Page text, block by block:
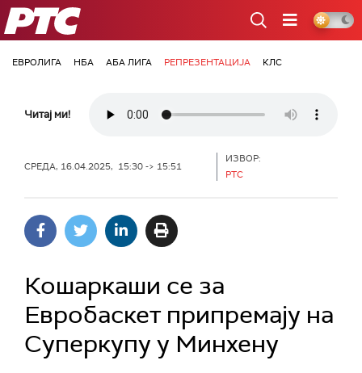
РТС
ЕВРОЛИГА НБА АБА ЛИГА РЕПРЕЗЕНТАЦИЈА КЛС
Читај ми!
СРЕДА, 16.04.2025, 15:30 -> 15:51
ИЗВОР:
РТС
Кошаркаши се за
Евробаскет припремају на
Суперкупу у Минхену